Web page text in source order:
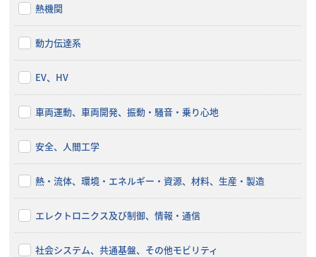
熱機関
動力伝達系
EV、HV
車両運動、車両開発、振動・騒音・乗り心地
安全、人間工学
熱・流体、環境・エネルギー・資源、材料、生産・製造
エレクトロニクス及び制御、情報・通信
社会システム、共通基盤、その他モビリティ